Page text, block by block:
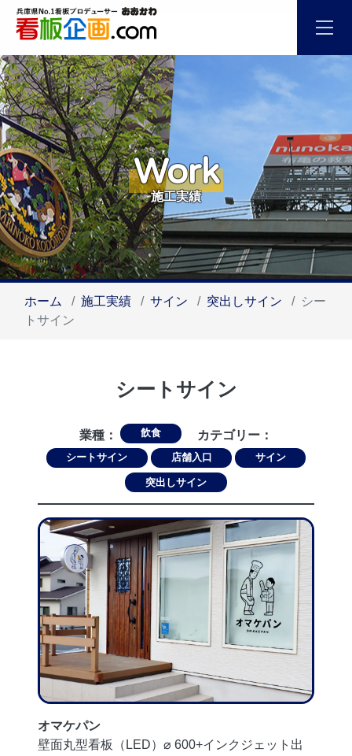
Work
施工実績
ホーム 施工実績 サイン 突出しサイン
シー
トサイン
シートサイン
業種： 飲食 カテゴリー：
シートサイン 店舗入口 サイン
突出しサイン
オマケパン
壁面丸型看板（LED）⌀ 600+インクジェット出